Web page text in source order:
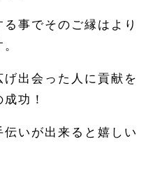
事でそのご縁はより
出会った人に貢献を
功！
いが出来ると嬉しい